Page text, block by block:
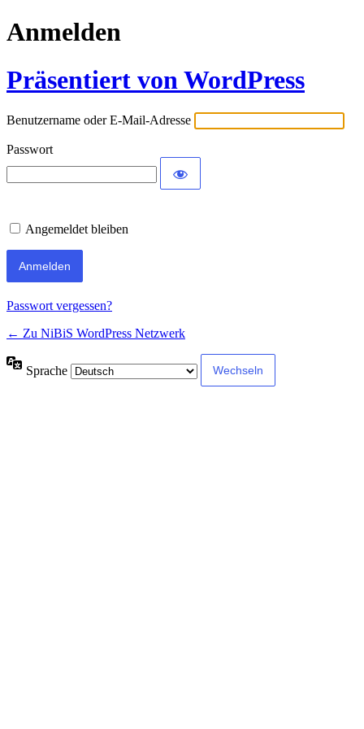
Anmelden
Präsentiert von WordPress
Benutzername oder E-Mail-Adresse
Passwort
Angemeldet bleiben
Passwort vergessen?
← Zu NiBiS WordPress Netzwerk
Sprache